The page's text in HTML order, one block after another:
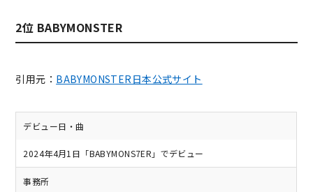
2位 BABYMONSTER
引用元： BABYMONSTER日本公式サイト
デビュー日・曲
2024年4月1日「BABYMONS7ER」でデビュー
事務所